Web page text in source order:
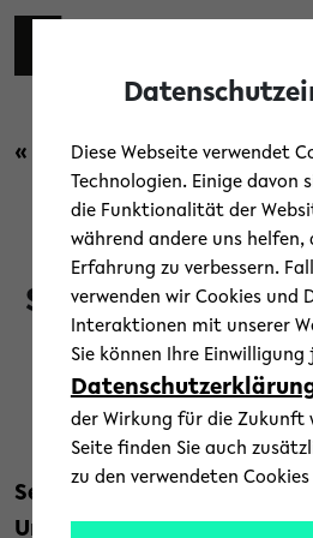
Skip to main content
« Zurück zur Übersicht
Menschen
Senat ehrt
Pühler als
22. Juli
Text: Norma
Seine letzte Sitzung hat
Universität genutzt, um
Diese Webseite verwendet
Technologien. Einige davon
die Funktionalität der
während andere uns helfen,
Erfahrung zu verbessern.
verwenden wir Cookies und
Interaktionen mit unserer
Sie können Ihre
der Wirkung für die Zukunft
Seite finden Sie auch
zu den verwendeten